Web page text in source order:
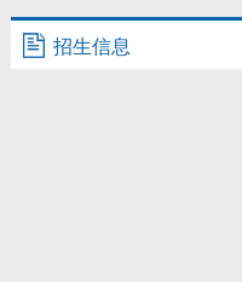
学生信息
招生信息